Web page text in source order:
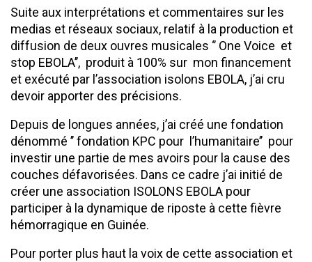
Suite aux interprétations et commentaires sur les
medias et réseaux sociaux, relatif à la production et
diffusion de deux ouvres musicales ‘’ One Voice et
stop EBOLA’’, produit à 100% sur mon financement
et exécuté par l’association isolons EBOLA, j’ai cru
devoir apporter des précisions.
Depuis de longues années, j’ai créé une fondation
dénommé ’’ fondation KPC pour l’humanitaire’’ pour
investir une partie de mes avoirs pour la cause des
couches défavorisées. Dans ce cadre j’ai initié de
créer une association ISOLONS EBOLA pour
participer à la dynamique de riposte à cette fièvre
hémorragique en Guinée.
Pour porter plus haut la voix de cette association et